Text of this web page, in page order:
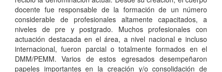
docente fue responsable de la formación de un número
considerable de profesionales altamente capacitados, a
niveles de pre y postgrado. Muchos profesionales con
actuación destacada en el área, a nivel nacional e incluso
internacional, fueron parcial o totalmente formados en el
DMM/PEMM. Varios de estos egresados desempeñaron
papeles importantes en la creación y/o consolidación de